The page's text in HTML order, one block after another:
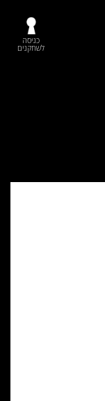
כניסה
לשחקנים